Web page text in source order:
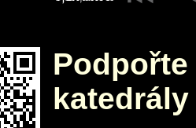
katedrály